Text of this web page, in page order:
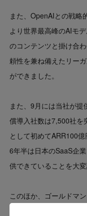
また、OpenAIとの戦略
より世界最高峰のAIモ
のコンテンツと掛け合
頼性を兼ね備えたリー
ができました。
また、9月には当社が
償導入社数は7,500社を
として初めてARR100
6年半は日本のSaaS企
供できていることを大
このほか、ゴールドマ
ズEラウンドの実施、